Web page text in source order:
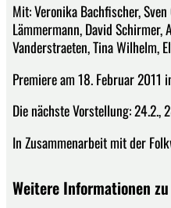
Mit: Veronika Bachfischer,
Lämmermann, David Schirmer,
Vanderstraeten, Tina Wilhelm,
Premiere am 18. Februar 2011
Die nächste Vorstellung: 24.2.,
In Zusammenarbeit mit der
Weitere Informationen